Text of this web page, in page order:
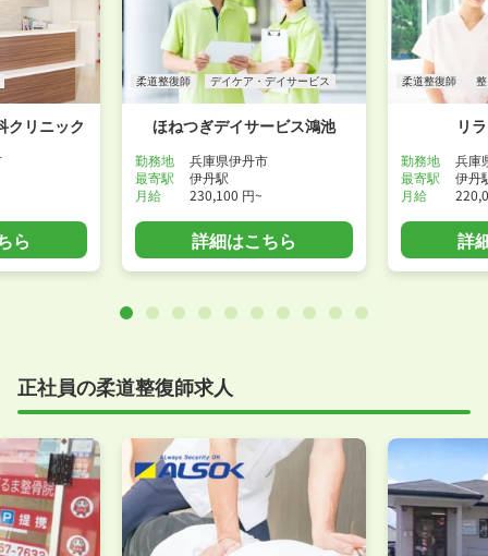
クリニック
ら
柔道整復師 デイケア・デイサービス
ほねつぎデイサービス鴻池
勤務地
兵庫県伊丹市
最寄駅
伊丹駅
月給
230,100 円~
詳細はこちら
柔道整復師
リ
勤務地
兵庫
最寄駅
伊丹
月給
詳
正社員の柔道整復師求人